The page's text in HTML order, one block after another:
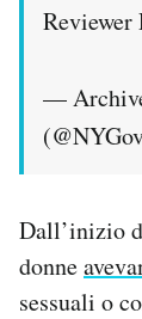
Reviewer
—
Dall’inizio
donne
sessuali o